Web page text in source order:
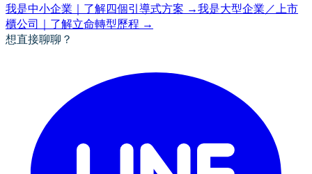
我是中小企業｜了解四個引導式方案 →我是大型企業／上市
櫃公司｜了解立命轉型歷程 →
想直接聊聊？